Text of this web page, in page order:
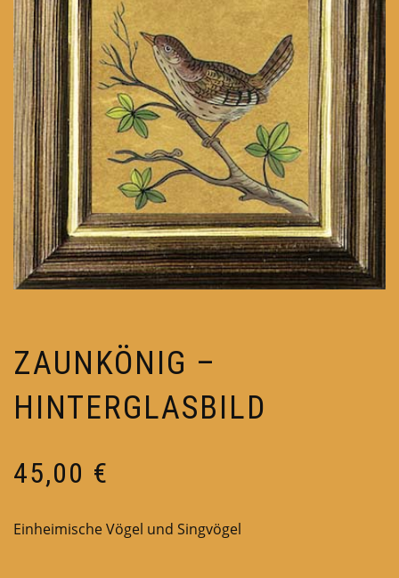
ZAUNKÖNIG –
HINTERGLASBILD
45,00 €
Einheimische Vögel und Singvögel